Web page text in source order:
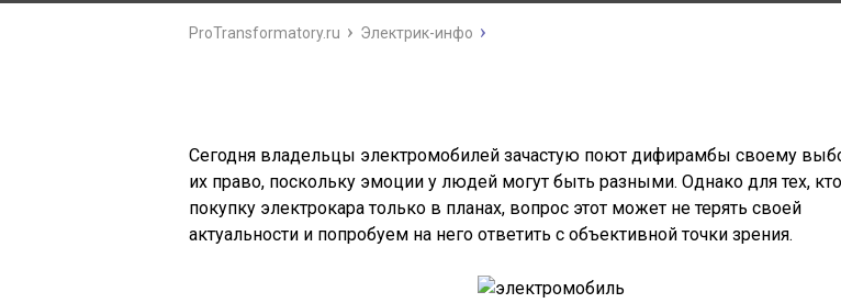
ProTransformatory.ru Электрик-инфо
Сегодня владельцы электромобилей зачастую поют дифирамбы своему
их право, поскольку эмоции у людей могут быть разными. Однако для тех,
покупку электрокара только в планах, вопрос этот может не терять своей
актуальности и попробуем на него ответить с объективной точки зрения.